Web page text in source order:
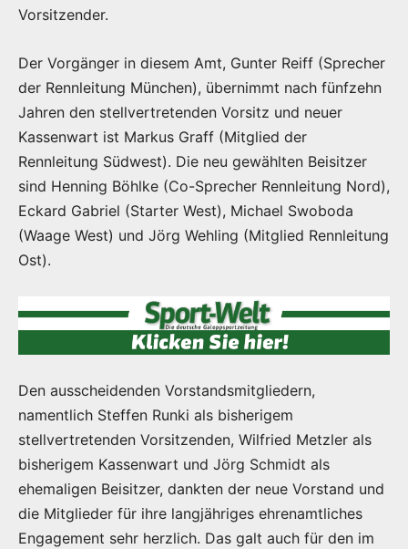
Vorsitzender.
Der Vorgänger in diesem Amt, Gunter Reiff (Sprecher
der Rennleitung München), übernimmt nach fünfzehn
Jahren den stellvertretenden Vorsitz und neuer
Kassenwart ist Markus Graff (Mitglied der
Rennleitung Südwest). Die neu gewählten Beisitzer
sind Henning Böhlke (Co-Sprecher Rennleitung Nord),
Eckard Gabriel (Starter West), Michael Swoboda
(Waage West) und Jörg Wehling (Mitglied Rennleitung
Ost).
Den ausscheidenden Vorstandsmitgliedern,
namentlich Steffen Runki als bisherigem
stellvertretenden Vorsitzenden, Wilfried Metzler als
bisherigem Kassenwart und Jörg Schmidt als
ehemaligen Beisitzer, dankten der neue Vorstand und
die Mitglieder für ihre langjähriges ehrenamtliches
Engagement sehr herzlich. Das galt auch für den im